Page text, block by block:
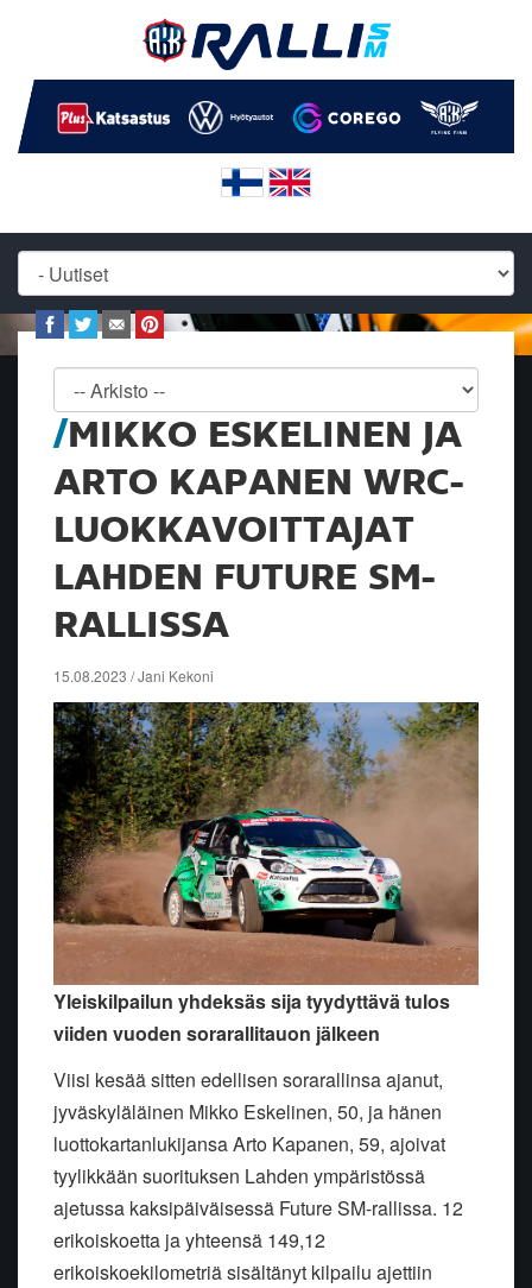
MIKKO ESKELINEN JA
ARTO KAPANEN WRC-
LUOKKAVOITTAJAT
LAHDEN FUTURE SM-
RALLISSA
15.08.2023 / Jani Kekoni
Yleiskilpailun yhdeksäs sija tyydyttävä tulos
viiden vuoden sorarallitauon jälkeen
Viisi kesää sitten edellisen sorarallinsa ajanut,
jyväskyläläinen Mikko Eskelinen, 50, ja hänen
luottokartanlukijansa Arto Kapanen, 59, ajoivat
tyylikkään suorituksen Lahden ympäristössä
ajetussa kaksipäiväisessä Future SM-rallissa. 12
erikoiskoetta ja yhteensä 149,12
erikoiskoekilometriä sisältänyt kilpailu ajettiin